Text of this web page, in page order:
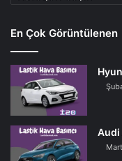
En Çok Görüntülenen
Audi